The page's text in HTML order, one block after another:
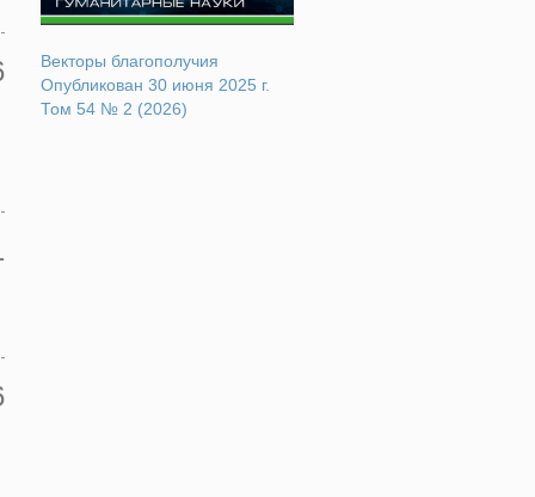
Векторы благополучия
Опубликован 30 июня 2025 г.
Том 54 № 2 (2026)